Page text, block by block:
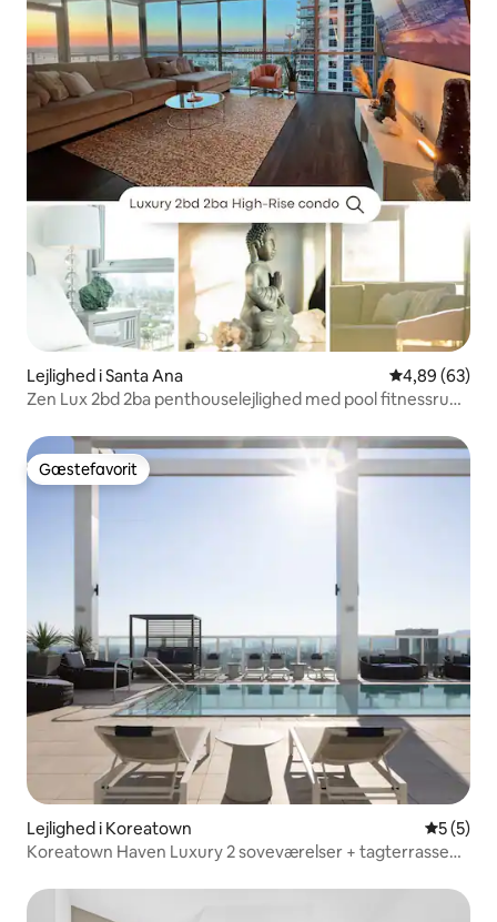
Lejlighed i Santa Ana 4,89 ud af 5 i
4,89 (63)
Zen Lux 2bd 2ba penthouselejlighed med pool fitnessrum
Gæstefavorit
Gæstefavorit
Lejlighed i Koreatown 5 ud af 5
5 (5)
Koreatown Haven Luxury 2 soveværelser + tagterrasse